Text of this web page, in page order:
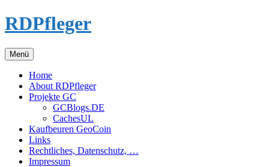
Zum
Inhalt
RDPfleger
Menü
Home
About RDPfleger
Projekte GC
GCBlogs.DE
CachesUL
Kaufbeuren GeoCoin
Links
Rechtliches, Datenschutz, …
Impressum